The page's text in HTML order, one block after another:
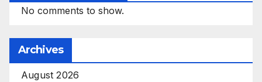
No comments to show.
Archives
August 2026